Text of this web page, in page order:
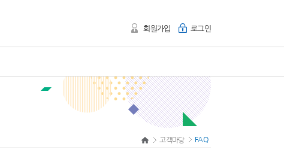
회원가입 로그인
고객마당 FAQ